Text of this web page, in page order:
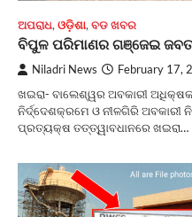
ଅପରାଧ, ଓଡ଼ିଶା, ବଡ ଖବର
ବିପୁଳ ପରିମାଣର ଗଞ୍ଜେଇ
Niladri News February 17,
ଖଇରା- ବାଲେଶ୍ୱର ଅବକାରୀ
ନିର୍ଦ୍ଦେଶକ୍ରମେ ଓ ନୀଳଗିରି ଅବକାରୀ
ପ୍ରତ୍ୟକ୍ଷ ତତ୍ତ୍ୱାବଧାନରେ ଖଇରା…